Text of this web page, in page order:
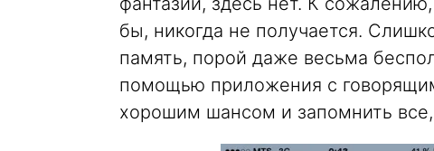
бы, никогда не получается.
память, порой даже весьма
помощью приложения с
хорошим шансом и запомнить